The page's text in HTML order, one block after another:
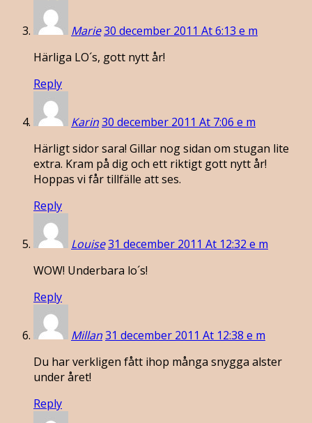
Marie30 december 2011 At 6:13 e m
Härliga LO´s, gott nytt år!
Reply
Karin30 december 2011 At 7:06 e m
Härligt sidor sara! Gillar nog sidan om stugan lite
extra. Kram på dig och ett riktigt gott nytt år!
Hoppas vi får tillfälle att ses.
Reply
Louise31 december 2011 At 12:32 e m
WOW! Underbara lo´s!
Reply
Millan31 december 2011 At 12:38 e m
Du har verkligen fått ihop många snygga alster
under året!
Reply